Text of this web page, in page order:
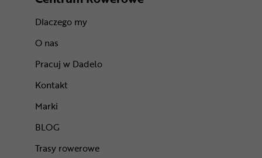
Dlaczego my
O nas
Pracuj w Dadelo
Kontakt
Marki
BLOG
Trasy rowerowe